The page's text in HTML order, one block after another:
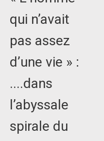
qui n’avait
pas assez
d’une vie » :
....dans
l’abyssale
spirale du